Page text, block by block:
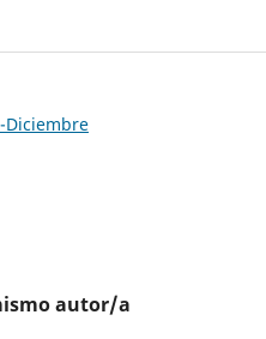
Diciembre
autor/a